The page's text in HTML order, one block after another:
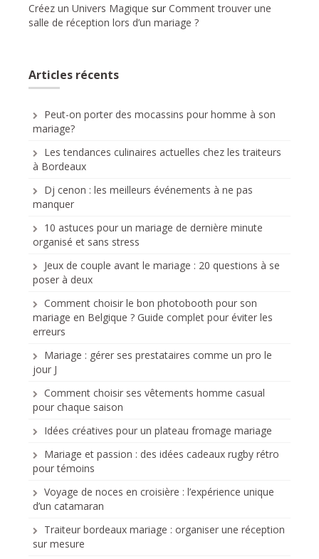
Créez un Univers Magique sur Comment trouver une
salle de réception lors d’un mariage ?
Articles récents
Peut-on porter des mocassins pour homme à son
mariage?
Les tendances culinaires actuelles chez les traiteurs
à Bordeaux
Dj cenon : les meilleurs événements à ne pas
manquer
10 astuces pour un mariage de dernière minute
organisé et sans stress
Jeux de couple avant le mariage : 20 questions à se
poser à deux
Comment choisir le bon photobooth pour son
mariage en Belgique ? Guide complet pour éviter les
erreurs
Mariage : gérer ses prestataires comme un pro le
jour J
Comment choisir ses vêtements homme casual
pour chaque saison
Idées créatives pour un plateau fromage mariage
Mariage et passion : des idées cadeaux rugby rétro
pour témoins
Voyage de noces en croisière : l’expérience unique
d’un catamaran
Traiteur bordeaux mariage : organiser une réception
sur mesure